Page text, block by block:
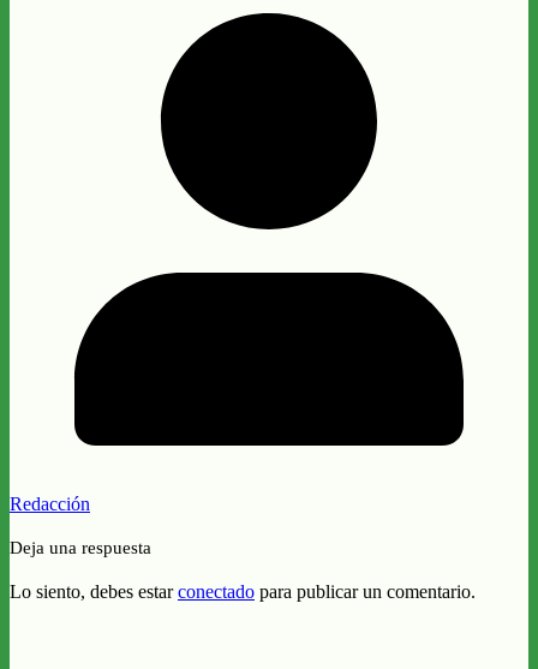
Redacción
Deja una respuesta
Lo siento, debes estarconectado para publicar un comentario.